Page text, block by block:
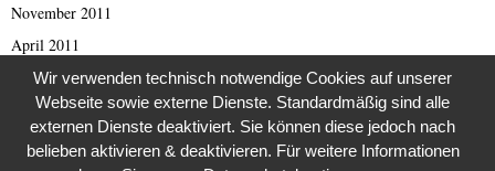
November 2011
April 2011
März 2011
Februar 2011
Januar 2011
Wir verwenden technisch notwendige Cookies auf unserer
Webseite sowie externe Dienste. Standardmäßig sind alle
externen Dienste deaktiviert. Sie können diese jedoch nach
belieben aktivieren & deaktivieren. Für weitere Informationen